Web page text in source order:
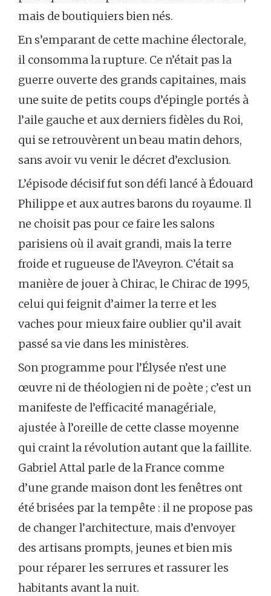
mais de boutiquiers bien nés.
En s’emparant de cette machine électorale,
il consomma la rupture. Ce n’était pas la
guerre ouverte des grands capitaines, mais
une suite de petits coups d’épingle portés à
l’aile gauche et aux derniers fidèles du Roi,
qui se retrouvèrent un beau matin dehors,
sans avoir vu venir le décret d’exclusion.
L’épisode décisif fut son défi lancé à Édouard
Philippe et aux autres barons du royaume. Il
ne choisit pas pour ce faire les salons
parisiens où il avait grandi, mais la terre
froide et rugueuse de l’Aveyron. C’était sa
manière de jouer à Chirac, le Chirac de 1995,
celui qui feignit d’aimer la terre et les
vaches pour mieux faire oublier qu’il avait
passé sa vie dans les ministères.
Son programme pour l’Élysée n’est une
œuvre ni de théologien ni de poète ; c’est un
manifeste de l’efficacité managériale,
ajustée à l’oreille de cette classe moyenne
qui craint la révolution autant que la faillite.
Gabriel Attal parle de la France comme
d’une grande maison dont les fenêtres ont
été brisées par la tempête : il ne propose pas
de changer l’architecture, mais d’envoyer
des artisans prompts, jeunes et bien mis
pour réparer les serrures et rassurer les
habitants avant la nuit.